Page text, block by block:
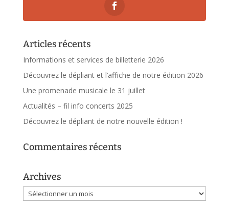
Articles récents
Informations et services de billetterie 2026
Découvrez le dépliant et l’affiche de notre édition 2026
Une promenade musicale le 31 juillet
Actualités – fil info concerts 2025
Découvrez le dépliant de notre nouvelle édition !
Commentaires récents
Archives
Archives